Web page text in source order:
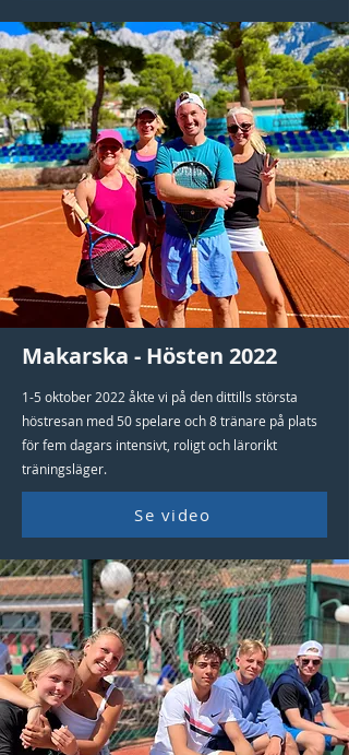
Makarska - Hösten 2022
1-5 oktober 2022 åkte vi på den dittills största
höstresan med 50 spelare och 8 tränare på plats
för fem dagars intensivt, roligt och lärorikt
träningsläger.
Se video